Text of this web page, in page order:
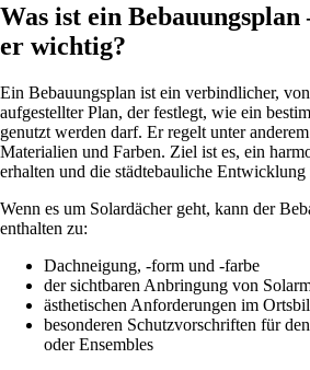
Was ist ein
er wichtig?
Ein Bebauungsplan ist ein verbindlicher,
aufgestellter Plan, der festlegt, wie ein
genutzt werden darf. Er regelt unter
Materialien und Farben. Ziel ist es, ein
erhalten und die städtebauliche Entwicklung
Wenn es um Solardächer geht, kann der
enthalten zu:
Dachneigung, -form und -farbe
der sichtbaren Anbringung von
ästhetischen Anforderungen im
besonderen Schutzvorschriften für
oder Ensembles